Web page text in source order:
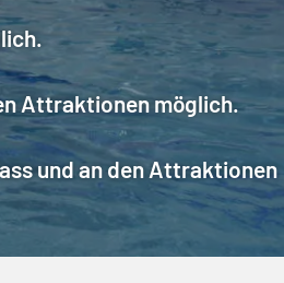
Attraktionen möglich.
und an den Attraktionen